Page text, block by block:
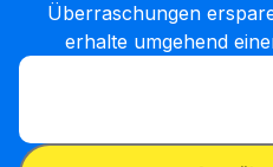
Überraschungen
erhalte umgehend
FIN eingeben
FIN eingeben